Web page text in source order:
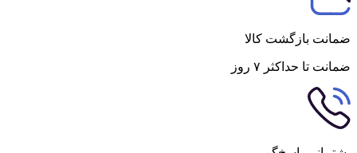
ضمانت بازگشت کالا
ضمانت تا حداکثر ۷ روز